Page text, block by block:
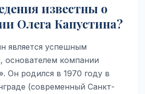
известны о
Олега Капустина?
является успешным
основателем компании
Он родился в 1970 году в
(современный Санкт-